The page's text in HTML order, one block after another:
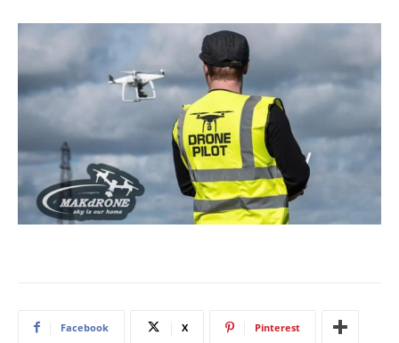
Facebook X Pinterest